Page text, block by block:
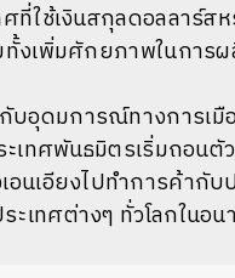
ที่ใช้เงินสกุลดอลลาร์
งเพิ่มศักยภาพในการ
บอุดมการณ์ทางการเ
เทศพันธมิตรเริ่มถอน
นเอียงไปทำการค้ากั
เทศต่างๆ ทั่วโลกในอน